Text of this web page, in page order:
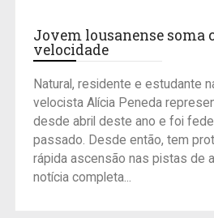
Jovem lousanense soma
velocidade
Natural, residente e estudante
velocista Alícia Peneda
desde abril deste ano e foi
passado. Desde então, tem
rápida ascensão nas pistas de
notícia completa...